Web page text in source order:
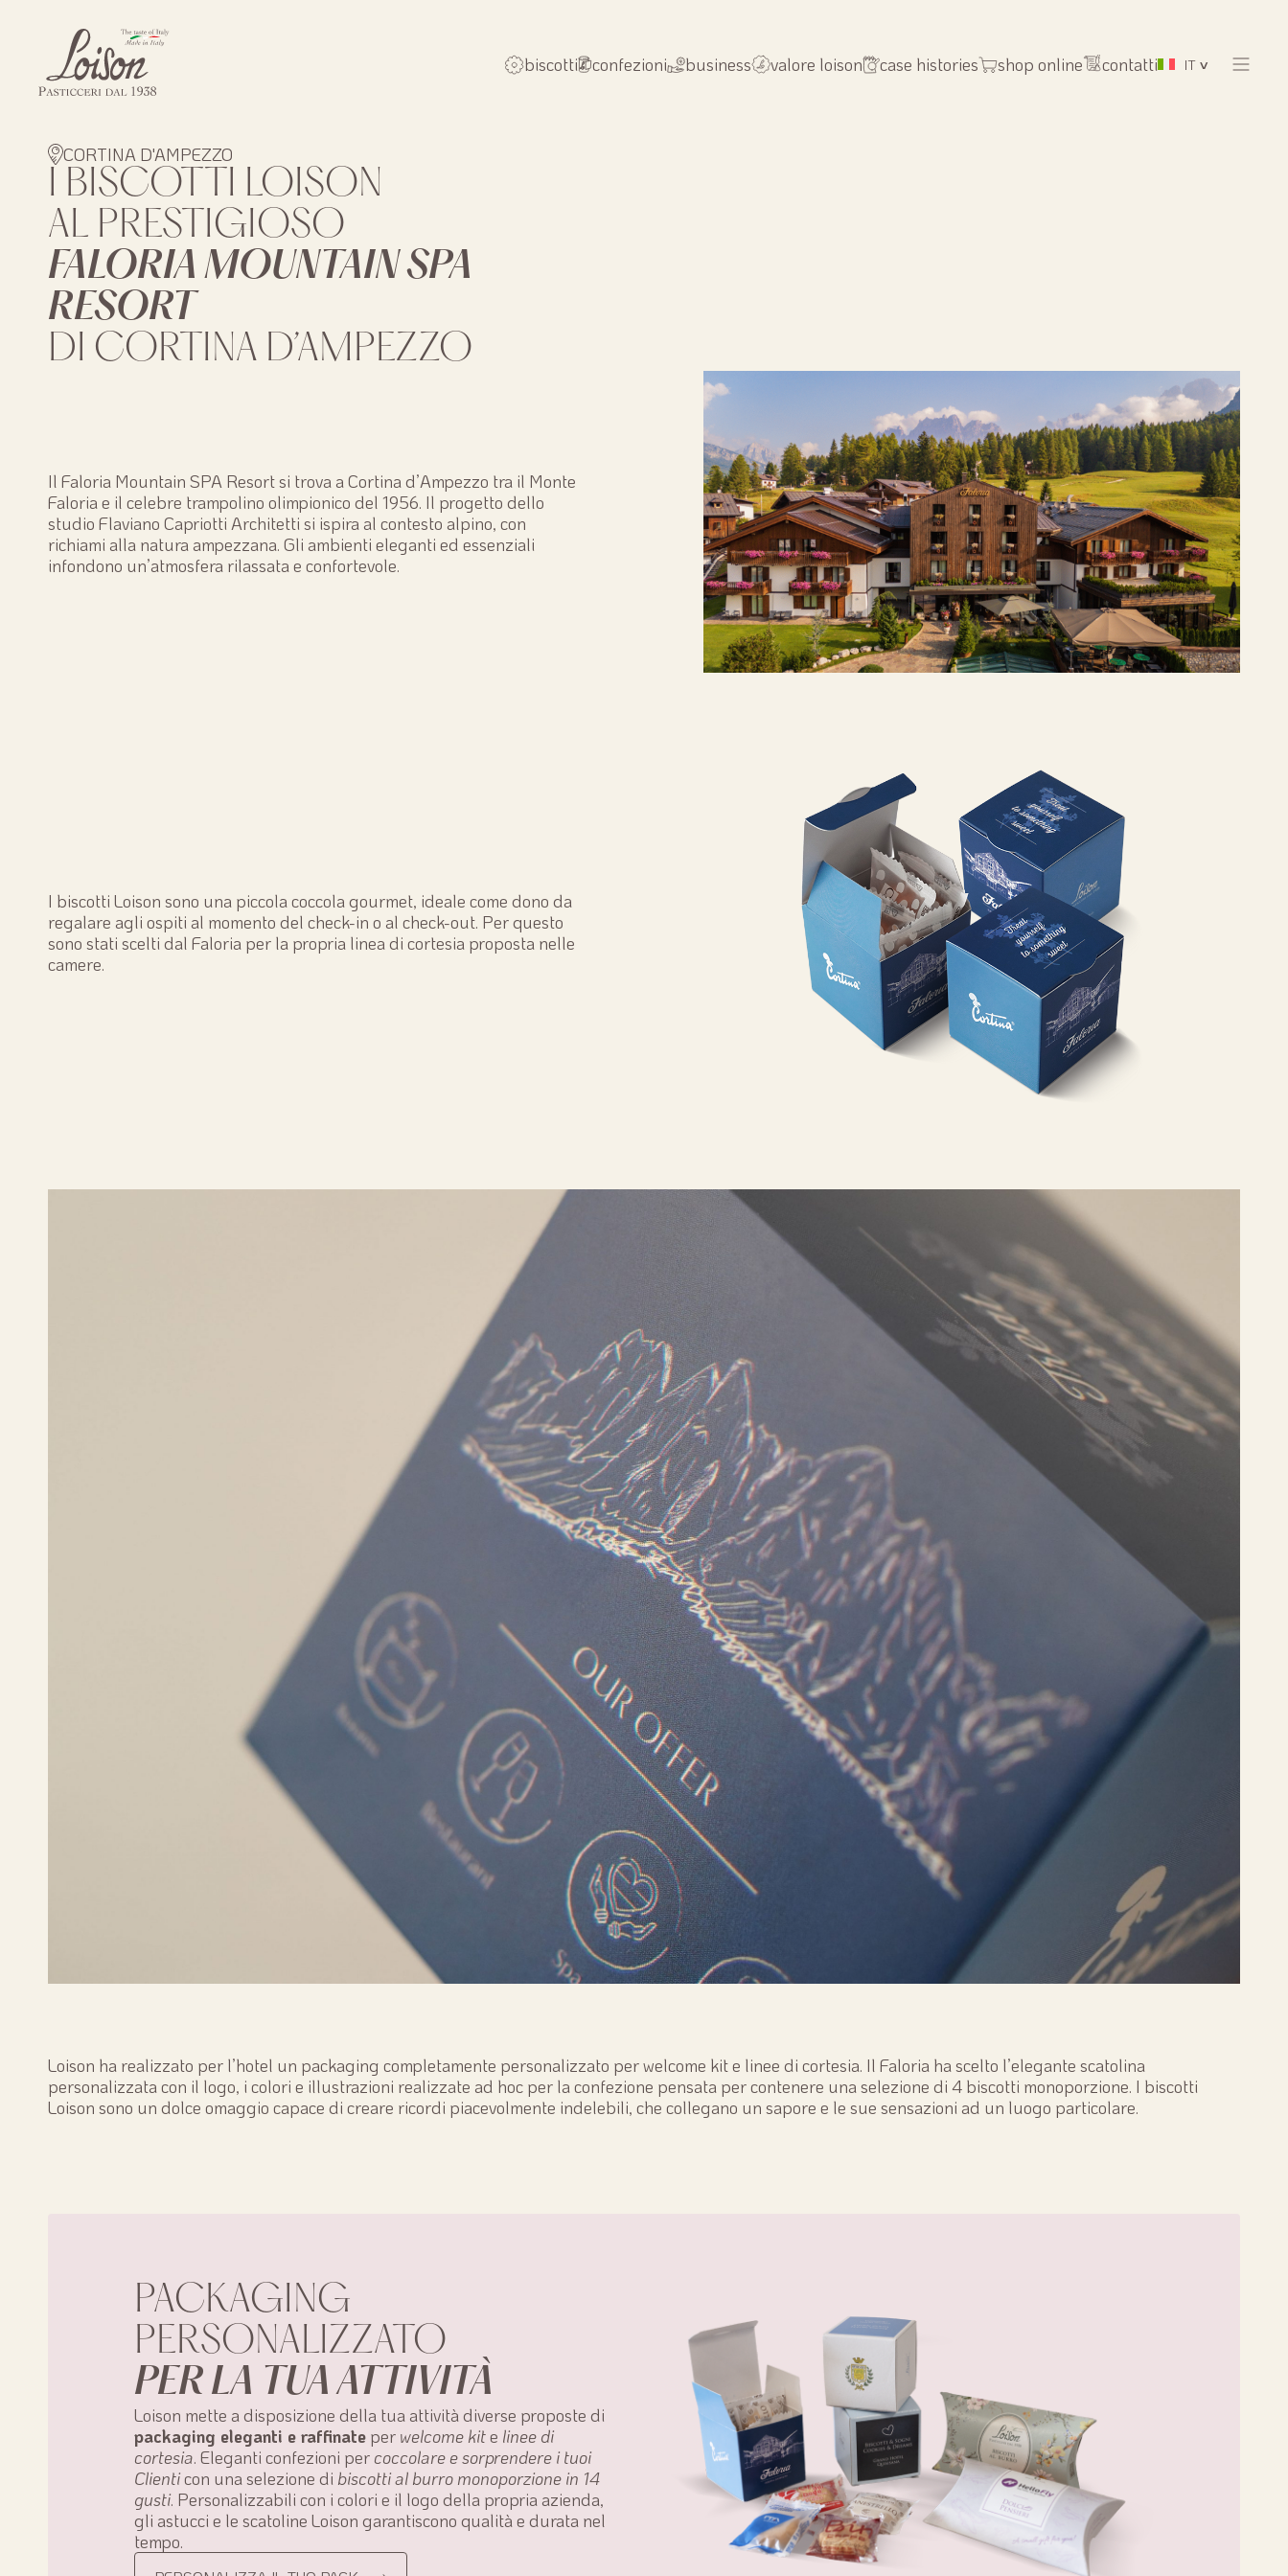
biscotti confezioni business valore loison case histories shop online contatti IT
CORTINA D'AMPEZZO
I BISCOTTI LOISON
AL PRESTIGIOSO
FALORIA MOUNTAIN SPA
RESORT
DI CORTINA D’AMPEZZO
Il Faloria Mountain SPA Resort si trova a Cortina d’Ampezzo tra il Monte
Faloria e il celebre trampolino olimpionico del 1956. Il progetto dello
studio Flaviano Capriotti Architetti si ispira al contesto alpino, con
richiami alla natura ampezzana. Gli ambienti eleganti ed essenziali
infondono un’atmosfera rilassata e confortevole.
I biscotti Loison sono una piccola coccola gourmet, ideale come dono da
regalare agli ospiti al momento del check-in o al check-out. Per questo
sono stati scelti dal Faloria per la propria linea di cortesia proposta nelle
camere.
Loison ha realizzato per l’hotel un packaging completamente personalizzato per welcome kit e linee di cortesia. Il Faloria ha scelto l’elegante scatolina
personalizzata con il logo, i colori e illustrazioni realizzate ad hoc per la confezione pensata per contenere una selezione di 4 biscotti monoporzione. I biscotti
Loison sono un dolce omaggio capace di creare ricordi piacevolmente indelebili, che collegano un sapore e le sue sensazioni ad un luogo particolare.
PACKAGING
PERSONALIZZATO
PER LA TUA ATTIVITÀ
Loison mette a disposizione della tua attività diverse proposte di
packaging eleganti e raffinate per welcome kite linee di
cortesia. Eleganti confezioni per coccolare e sorprendere i tuoi
Clienticon una selezione di biscotti al burro monoporzione in 14
gusti. Personalizzabili con i colori e il logo della propria azienda,
gli astucci e le scatoline Loison garantiscono qualità e durata nel
tempo.